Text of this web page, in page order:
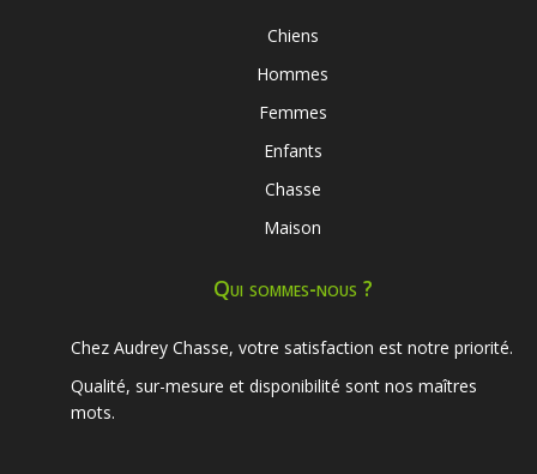
Chiens
Hommes
Femmes
Enfants
Chasse
Maison
Qui sommes-nous ?
Chez Audrey Chasse, votre satisfaction est notre priorité.
Qualité, sur-mesure et disponibilité sont nos maîtres
mots.